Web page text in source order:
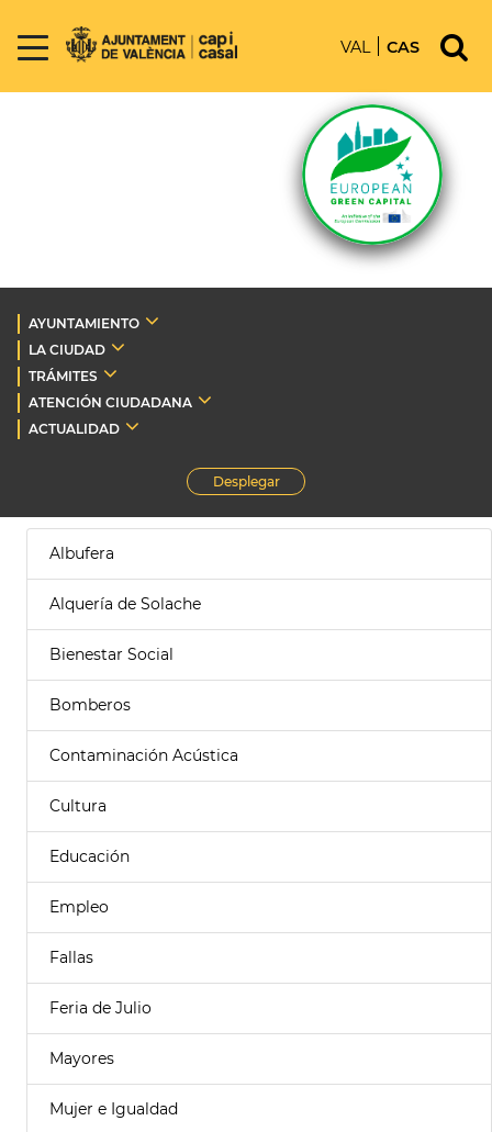
VAL CAS
AYUNTAMIENTO
LA CIUDAD
TRÁMITES
ATENCIÓN CIUDADANA
ACTUALIDAD
Desplegar
Albufera
Alquería de Solache
Bienestar Social
Bomberos
Contaminación Acústica
Cultura
Educación
Empleo
Fallas
Feria de Julio
Mayores
Mujer e Igualdad